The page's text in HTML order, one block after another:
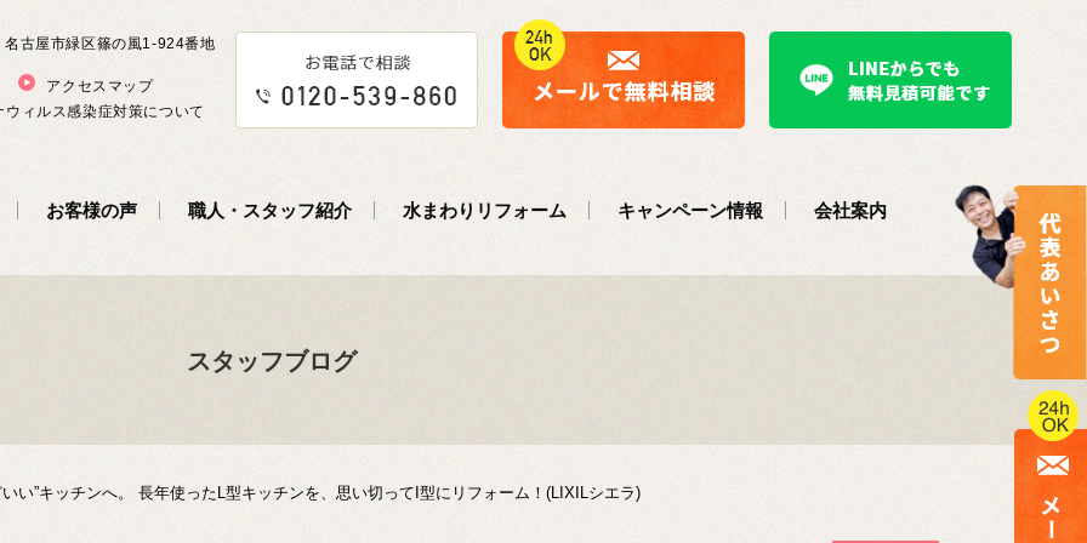
アクセスマップ
ウィルス感染症対策について
古屋市緑区篠の風1-924番地
お客様の声 職人・スタッフ紹介 水まわりリフォーム キャンペーン情報 会社案内
スタッフブログ
い”キッチンへ。 長年使ったL型キッチンを、思い切ってI型にリフォーム！(LIXILシエラ)